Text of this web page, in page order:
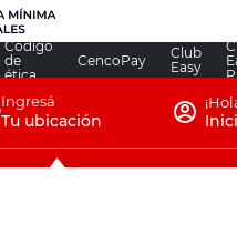
Código
de
ética
CencoPay
Club
Easy
Ingresá
Tu ubicación
Servicios